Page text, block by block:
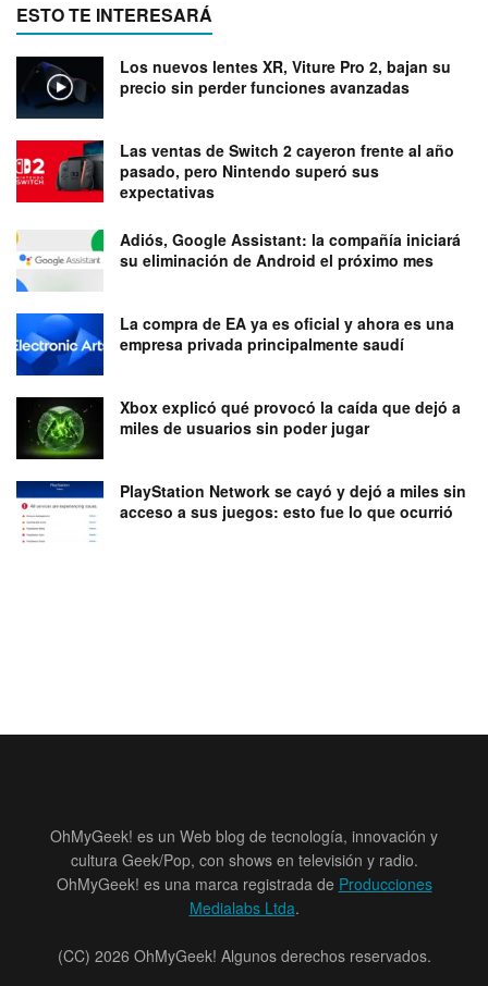
ESTO TE INTERESARÁ
Los nuevos lentes XR, Viture Pro 2, bajan su
precio sin perder funciones avanzadas
Las ventas de Switch 2 cayeron frente al año
pasado, pero Nintendo superó sus
expectativas
Adiós, Google Assistant: la compañía iniciará
su eliminación de Android el próximo mes
La compra de EA ya es oficial y ahora es una
empresa privada principalmente saudí
Xbox explicó qué provocó la caída que dejó a
miles de usuarios sin poder jugar
PlayStation Network se cayó y dejó a miles sin
acceso a sus juegos: esto fue lo que ocurrió
OhMyGeek! es un Web blog de tecnología, innovación y
cultura Geek/Pop, con shows en televisión y radio.
OhMyGeek! es una marca registrada de Producciones
Medialabs Ltda.
(CC) 2026 OhMyGeek! Algunos derechos reservados.